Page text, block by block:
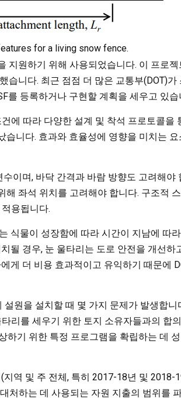
for a living snow fence.
지원하기 위해 사용되었습니다. 이 프로
습니다. 최근 점점 더 많은 교통부(DOT)가
를 등록하거나 구현할 계획을 세우고 있습
에 따라 다양한 설계 및 착석 프로토콜을
니다. 효과와 효율성에 영향을 미치는 요
이며, 바닥 간격과 바람 방향도 고려해야
좌석 위치를 고려해야 합니다. 구조적
용됩니다.
식물이 성장함에 따라 시간이 지남에 따
될 경우, 눈 울타리는 도로 안전을 개선하
게 더 비용 효과적이고 유익하기 때문에
원을 설치할 때 몇 가지 문제가 발생합니
리를 세우기 위한 토지 소유자들과의 합
하기 위한 특정 프로그램을 확립하는 데
역 및 주 전체, 특히 2017-18년 및 2018-
처하는 데 사용되는 자원 지출의 범위를